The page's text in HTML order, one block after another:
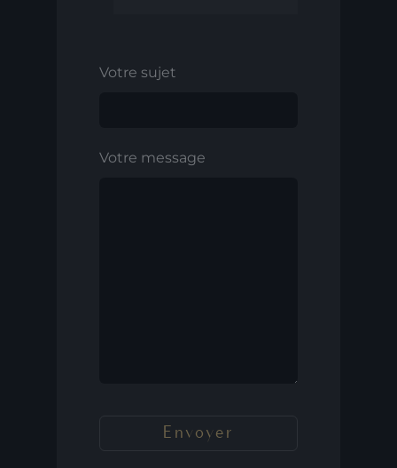
Votre sujet
Votre message